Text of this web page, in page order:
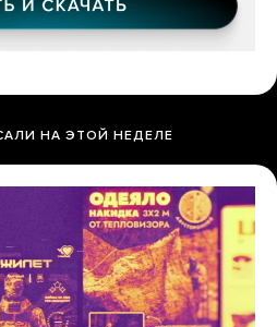
НА ЭТОЙ НЕДЕЛЕ